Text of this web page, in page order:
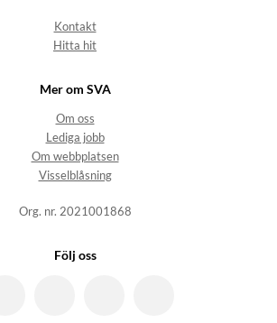
Kontakt
Hitta hit
Mer om SVA
Om oss
Lediga jobb
Om webbplatsen
Visselblåsning
Org. nr. 2021001868
Följ oss